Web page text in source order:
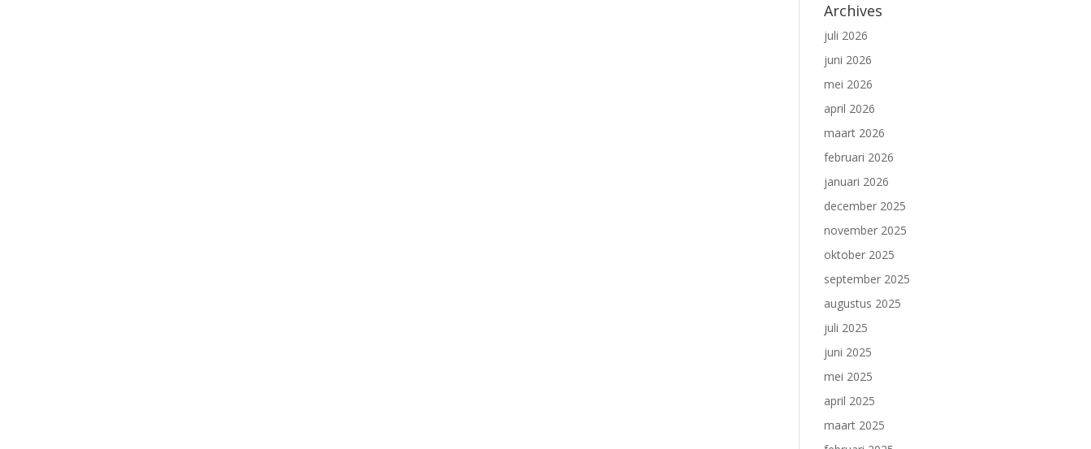
Archives
juli 2026
juni 2026
mei 2026
april 2026
maart 2026
februari 2026
januari 2026
december 2025
november 2025
oktober 2025
september 2025
augustus 2025
juli 2025
juni 2025
mei 2025
april 2025
maart 2025